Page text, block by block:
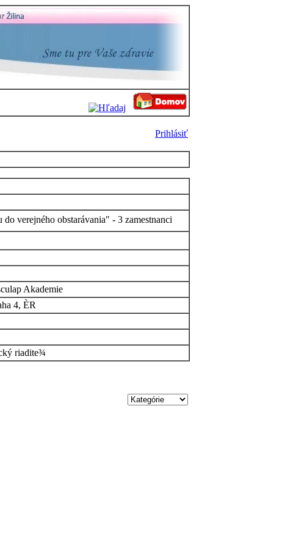
Prihlásiť
do verejného obstarávania" - 3 zamestnanci
Akademie
4, ÈR
riadite¾